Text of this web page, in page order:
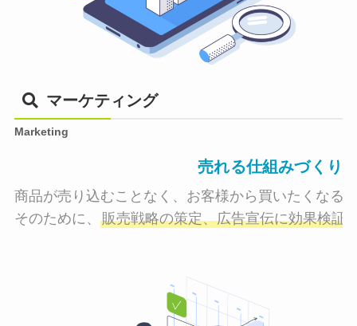
マーケティング
Marketing
売れる仕組みづくり
商品が売り込むことなく、お客様から買いたくなる
そのために、 販売戦略の策定、広告宣伝に効果検証